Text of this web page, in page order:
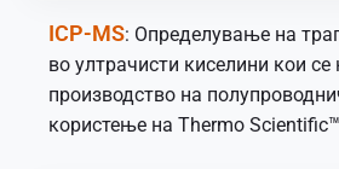
ICP-MS: Определување на
во ултрачисти киселини кои се
производство на
користење на Thermo